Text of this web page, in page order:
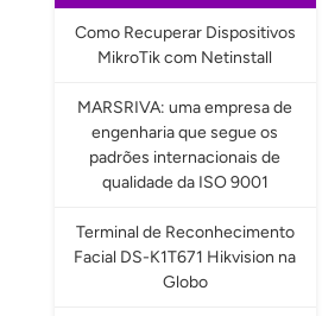
Como Recuperar Dispositivos
MikroTik com Netinstall
MARSRIVA: uma empresa de
engenharia que segue os
padrões internacionais de
qualidade da ISO 9001
Terminal de Reconhecimento
Facial DS-K1T671 Hikvision na
Globo